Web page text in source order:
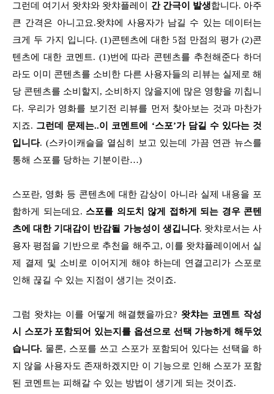
그런데 여기서 왓챠와 왓챠플레이 간 간극이 발생합니다. 아주
큰 간격은 아니고요.왓챠에 사용자가 남길 수 있는 데이터는
크게 두 가지 입니다. (1)콘텐츠에 대한 5점 만점의 평가 (2)콘
텐츠에 대한 코멘트. (1)번에 따라 콘텐츠를 추천해준다 하더
라도 이미 콘텐츠를 소비한 다른 사용자들의 리뷰는 실제로 해
당 콘텐츠를 소비할지, 소비하지 않을지에 많은 영향을 끼칩니
다. 우리가 영화를 보기전 리뷰를 먼저 찾아보는 것과 마찬가
지죠. 그런데 문제는..이 코멘트에 ‘스포’가 담길 수 있다는 것
입니다. (스카이캐슬을 열심히 보고 있는데 가끔 연관 뉴스를
통해 스포를 당하는 기분이란…)
스포란, 영화 등 콘텐츠에 대한 감상이 아니라 실제 내용을 포
함하게 되는데요. 스포를 의도치 않게 접하게 되는 경우 콘텐
츠에 대한 기대감이 반감될 가능성이 생깁니다. 왓챠로서는 사
용자 평점을 기반으로 추천을 해주고, 이를 왓챠플레이에서 실
제 결제 및 소비로 이어지게 해야 하는데 연결고리가 스포로
인해 끊길 수 있는 지점이 생기는 것이죠.
그럼 왓챠는 이를 어떻게 해결했을까요? 왓챠는 코멘트 작성
시 스포가 포함되어 있는지를 옵션으로 선택 가능하게 해두었
습니다. 물론, 스포를 쓰고 스포가 포함되어 있다는 선택을 하
지 않을 사용자도 존재하겠지만 이 기능으로 인해 스포가 포함
된 코멘트는 피해갈 수 있는 방법이 생기게 되는 것이죠.